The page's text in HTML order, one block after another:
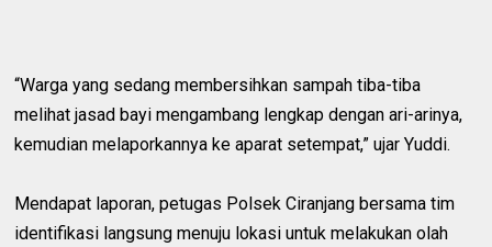
“Warga yang sedang membersihkan sampah tiba-tiba
melihat jasad bayi mengambang lengkap dengan ari-arinya,
kemudian melaporkannya ke aparat setempat,” ujar Yuddi.
Mendapat laporan, petugas Polsek Ciranjang bersama tim
identifikasi langsung menuju lokasi untuk melakukan olah